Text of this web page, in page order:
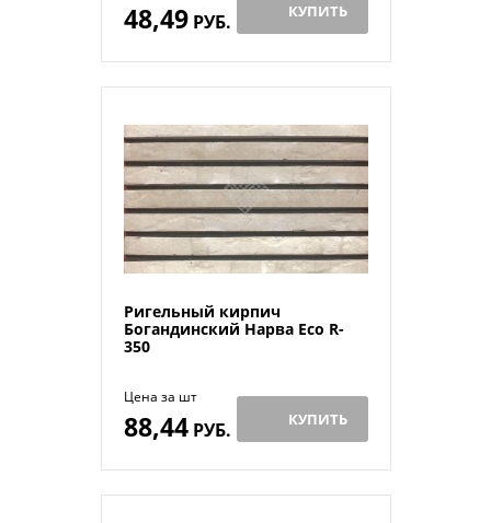
48,49РУБ. КУПИТЬ
Ригельный кирпич
Богандинский Нарва Eco R-
350
Цена за шт
88,44РУБ. КУПИТЬ